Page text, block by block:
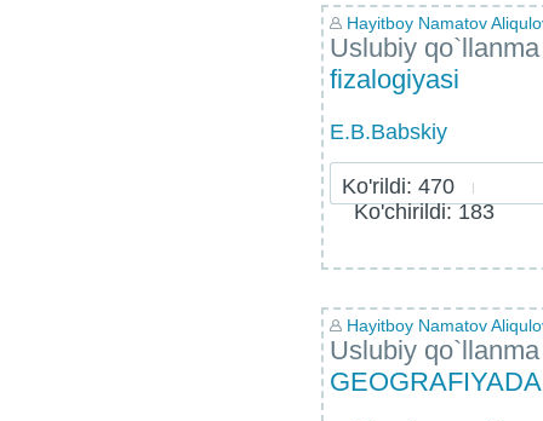
Hayitboy Namatov
Uslubiy qo`llanma
fizalogiyasi
E.B.Babskiy
Ko'rildi: 470
Ko'chirildi: 183
Hayitboy Namatov
Uslubiy qo`llanma